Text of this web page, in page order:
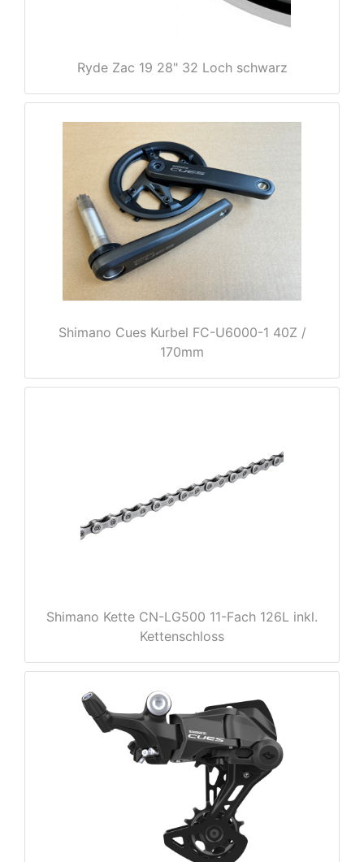
Ryde Zac 19 28" 32 Loch schwarz
Shimano Cues Kurbel FC-U6000-1 40Z /
170mm
Shimano Kette CN-LG500 11-Fach 126L inkl.
Kettenschloss